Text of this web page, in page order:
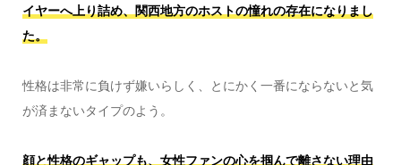
イヤーへ上り詰め、関西地方のホストの憧れの存在になりまし
た。
性格は非常に負けず嫌いらしく、とにかく一番にならないと気
が済まないタイプのよう。
顔と性格のギャップも、女性ファンの心を掴んで離さない理由